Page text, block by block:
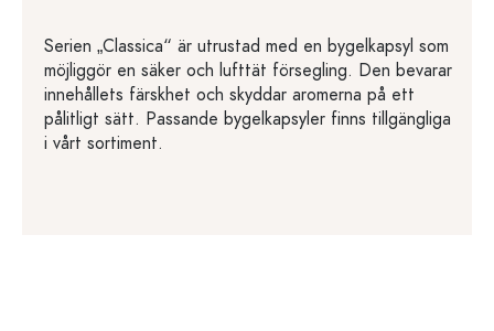
Serien „Classica“ är utrustad med en bygelkapsyl som
möjliggör en säker och lufttät försegling. Den bevarar
innehållets färskhet och skyddar aromerna på ett
pålitligt sätt. Passande bygelkapsyler finns tillgängliga
i vårt sortiment.